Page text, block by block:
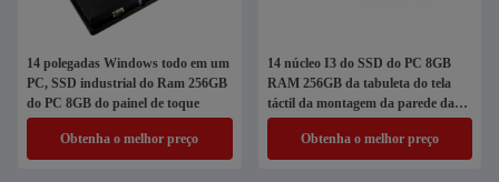
14 polegadas Windows todo em um
PC, SSD industrial do Ram 256GB
do PC 8GB do painel de toque
Obtenha o melhor preço
14 núcleo I3 do SSD do PC 8GB
RAM 256GB da tabuleta do tela
táctil da montagem da parede da
polegada
Obtenha o melhor preço